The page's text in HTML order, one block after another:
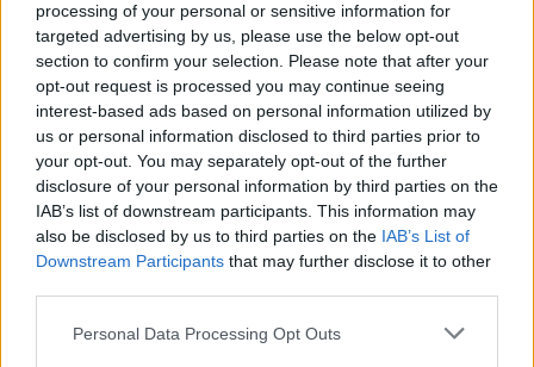
processing of your personal or sensitive information for
targeted advertising by us, please use the below opt-out
section to confirm your selection. Please note that after your
opt-out request is processed you may continue seeing
interest-based ads based on personal information utilized by
us or personal information disclosed to third parties prior to
your opt-out. You may separately opt-out of the further
disclosure of your personal information by third parties on the
IAB’s list of downstream participants. This information may
also be disclosed by us to third parties on the IAB’s List of
Downstream Participants that may further disclose it to other
Please note that this website/app uses one or more Google
Personal Data Processing Opt Outs
Sigue leyendo